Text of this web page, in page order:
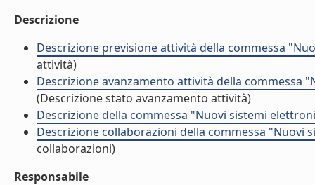
Descrizione
Descrizione previsione attività della commessa
attività)
Descrizione avanzamento attività della commessa
(Descrizione stato avanzamento attività)
Descrizione della commessa "Nuovi sistemi
Descrizione collaborazioni della commessa "Nuovi
collaborazioni)
Responsabile